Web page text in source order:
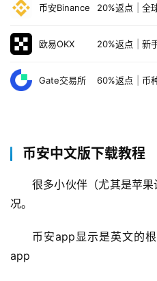
币安Binance 20%返点 全
欧易OKX 20%返点 新
Gate交易所 60%返点 币
币安中文版下载教程
很多小伙伴（尤其是苹
况。
币安app显示是英文的
app